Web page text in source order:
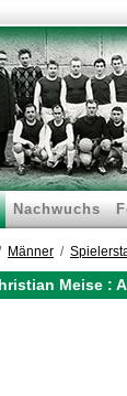
Nachwuchs
Männer
Meise :